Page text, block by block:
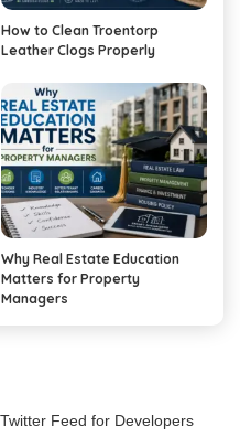
How to Clean Troentorp
Leather Clogs Properly
Why Real Estate Education
Matters for Property
Managers
Feed for Developers